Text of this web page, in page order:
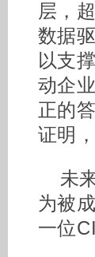
层，
数据
以支
动企
正的
证明
未
为被
一位